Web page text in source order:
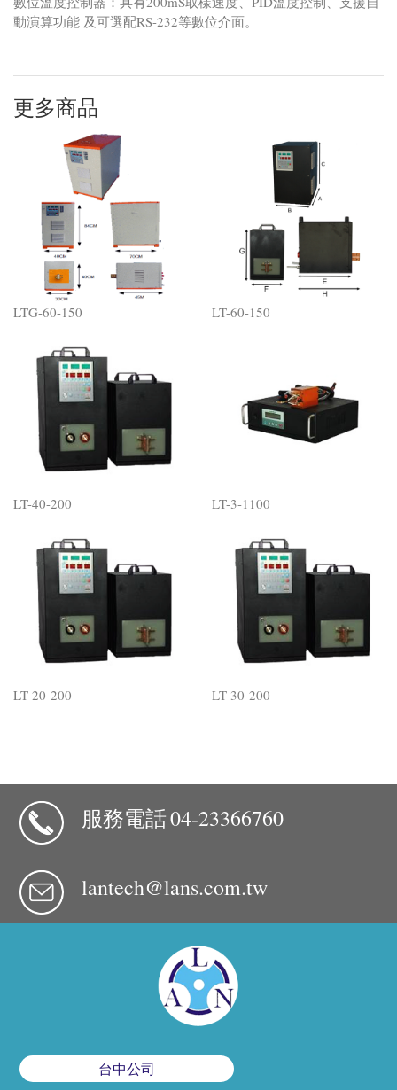
動演算功能 及可選配RS-232等數位介面。
更多商品
LTG-60-150 LT-60-150
LT-40-200 LT-3-1100
LT-20-200 LT-30-200
服務電話04-23366760
lantech@lans.com.tw
台中公司